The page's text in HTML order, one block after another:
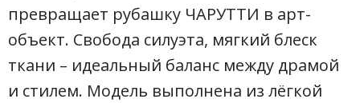
превращает рубашку ЧАРУТТИ в арт-
объект. Свобода силуэта, мягкий блеск
ткани – идеальный баланс между драмой
и стилем. Модель выполнена из лёгкой